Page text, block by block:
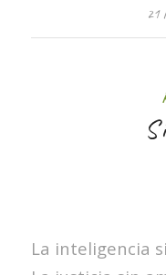
21
La inteligencia